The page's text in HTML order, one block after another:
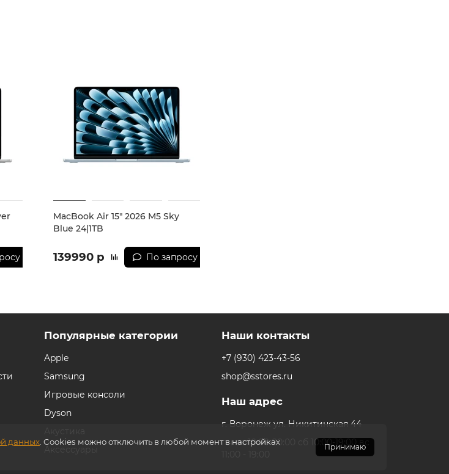
MacBook Air 15" 2026 M5 Sky
Blue 24|1TB
139990 р По запросу
данных . Cookies можно отключить в любой момент в настройках
Принимаю
Популярные категории
Apple
Samsung
Игровые консоли
Dyson
Наши контакты
+7 (930) 423-43-56
shop@sstores.ru
Наш адрес
г. Воронеж ул. Никитинская 44
пн-пт 10:00-20:00 сб 10:00-19:00 вс